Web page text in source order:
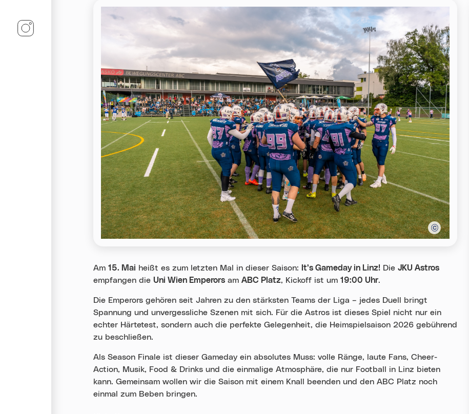
Am 15. Mai heißt es zum letzten Mal in dieser Saison: It’s Gameday in Linz! Die JKU Astros
empfangen die Uni Wien Emperors am ABC Platz, Kickoff ist um 19:00 Uhr.
Die Emperors gehören seit Jahren zu den stärksten Teams der Liga – jedes Duell bringt
Spannung und unvergessliche Szenen mit sich. Für die Astros ist dieses Spiel nicht nur ein
echter Härtetest, sondern auch die perfekte Gelegenheit, die Heimspielsaison 2026 gebührend
zu beschließen.
Als Season Finale ist dieser Gameday ein absolutes Muss: volle Ränge, laute Fans, Cheer-
Action, Musik, Food & Drinks und die einmalige Atmosphäre, die nur Football in Linz bieten
kann. Gemeinsam wollen wir die Saison mit einem Knall beenden und den ABC Platz noch
einmal zum Beben bringen.